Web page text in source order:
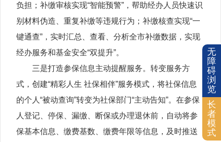
负担；补缴审核实现“智能预警”，帮助经办人员快速识
别材料伪造、重复补缴等违规行为；补缴核查实现“一
键通查”，实时汇总、查看、分析全市补缴数据，实现
经办服务和基金安全“双提升”。
三是打造参保信息主动提醒服务。转变服务方
式，创建“精彩人生 社保相伴”服务模式，将社保信息
的个人“被动查询”转变为社保部门“主动告知”。在参保
人登记、停保、漏缴、断保或办理退休前，自动将参
保基本信息、缴费基数、缴费年限等信息，及时推送
无
障
碍
浏
览
长
者
模
式